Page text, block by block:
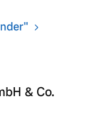
& Co.